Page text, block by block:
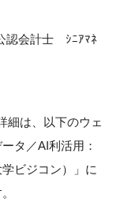
認会計士 ｼﾆｱﾏﾈ
細は、以下のウェ
タ／AI利活用：
ビジコン）」に